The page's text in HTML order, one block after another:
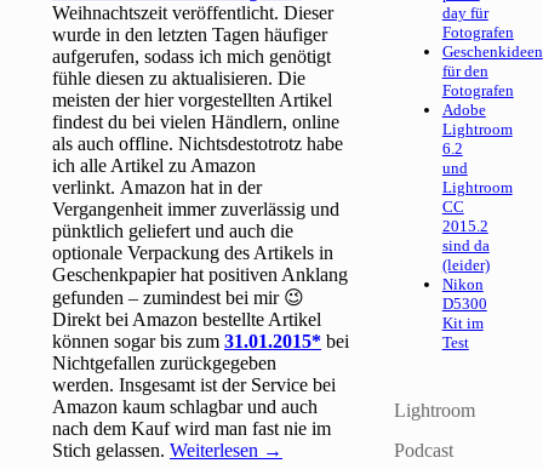
Weihnachtszeit veröffentlicht. Dieser
wurde in den letzten Tagen häufiger
aufgerufen, sodass ich mich genötigt
fühle diesen zu aktualisieren. Die
meisten der hier vorgestellten Artikel
findest du bei vielen Händlern, online
als auch offline. Nichtsdestotrotz habe
ich alle Artikel zu Amazon
verlinkt. Amazon hat in der
Vergangenheit immer zuverlässig und
pünktlich geliefert und auch die
optionale Verpackung des Artikels in
Geschenkpapier hat positiven Anklang
gefunden – zumindest bei mir 😉
Direkt bei Amazon bestellte Artikel
können sogar bis zum31.01.2015
bei
Nichtgefallen zurückgegeben
werden. Insgesamt ist der Service bei
Amazon kaum schlagbar und auch
nach dem Kauf wird man fast nie im
Stich gelassen.Weiterlesen →
day für
Fotografen
Geschenkideen
für den
Fotografen
Adobe
Lightroom
6.2
und
Lightroom
CC
2015.2
sind da
(leider)
Nikon
D5300
Kit im
Test
Lightroom
Podcast